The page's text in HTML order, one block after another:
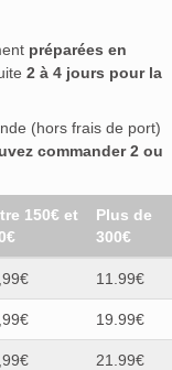
préparées en
2 à 4 jours pour la
(hors frais de port)
commander 2 ou
150€ et
Plus de
300€
11.99€
19.99€
21.99€